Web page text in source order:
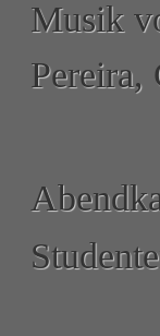
Musik